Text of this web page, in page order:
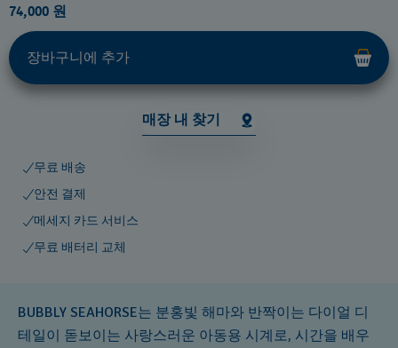
74,000 원
장바구니에 추가
매장 내 찾기
무료 배송
안전 결제
메세지 카드 서비스
무료 배터리 교체
BUBBLY SEAHORSE는 분홍빛 해마와 반짝이는 다이얼 디
테일이 돋보이는 사랑스러운 아동용 시계로, 시간을 배우